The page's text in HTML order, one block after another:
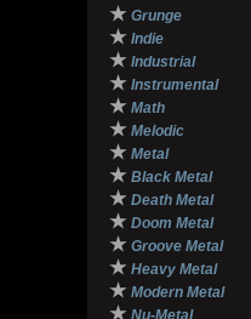
★ Grunge
★ Indie
★ Industrial
★ Instrumental
★ Math
★ Melodic
★ Metal
★ Black Metal
★ Death Metal
★ Doom Metal
★ Groove Metal
★ Heavy Metal
★ Modern Metal
★ Nu-Metal